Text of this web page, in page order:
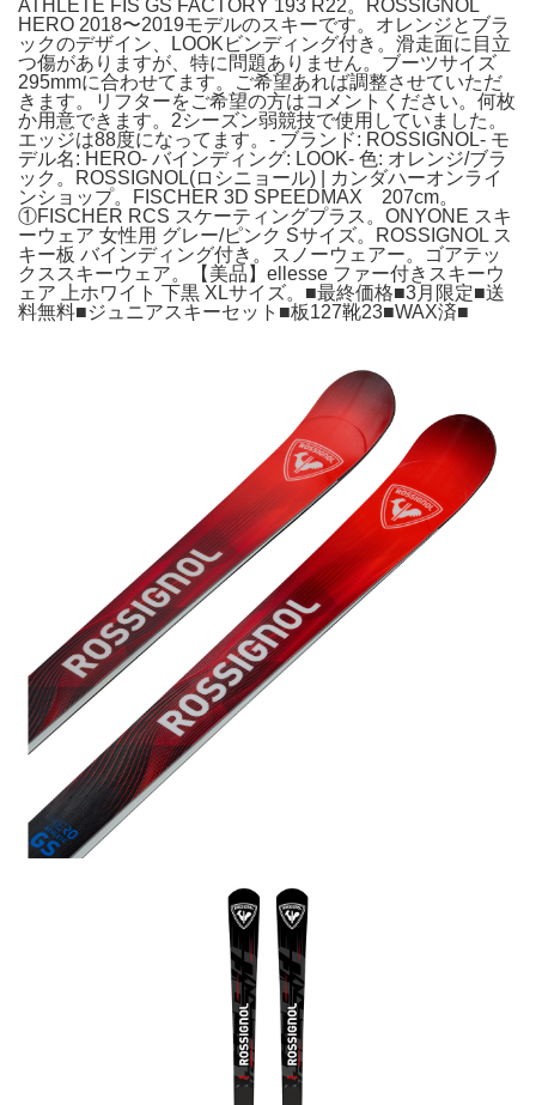
ATHLETE FIS GS FACTORY 193 R22。ROSSIGNOL
HERO 2018〜2019モデルのスキーです。オレンジとブラ
ックのデザイン、LOOKビンディング付き。滑走面に目立
つ傷がありますが、特に問題ありません。ブーツサイズ
295mmに合わせてます。ご希望あれば調整させていただ
きます。リフターをご希望の方はコメントください。何枚
か用意できます。2シーズン弱競技で使用していました。
エッジは88度になってます。- ブランド: ROSSIGNOL- モ
デル名: HERO- バインディング: LOOK- 色: オレンジ/ブラ
ック。ROSSIGNOL(ロシニョール) | カンダハーオンライ
ンショップ。FISCHER 3D SPEEDMAX 207cm。
①FISCHER RCS スケーティングプラス。ONYONE スキ
ーウェア 女性用 グレー/ピンク Sサイズ。ROSSIGNOL ス
キー板 バインディング付き。スノーウェアー。ゴアテッ
クススキーウェア。【美品】ellesse ファー付きスキーウ
ェア 上ホワイト 下黒 XLサイズ。■最終価格■3月限定■送
料無料■ジュニアスキーセット■板127靴23■WAX済■